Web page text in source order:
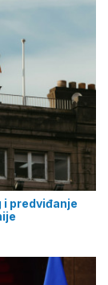
i predviđanje